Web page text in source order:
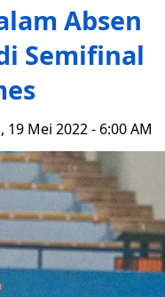
Absen
Semifinal
19 Mei 2022 - 6:00 AM